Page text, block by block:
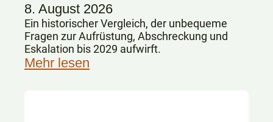
8. August 2026
Ein historischer Vergleich, der unbequeme
Fragen zur Aufrüstung, Abschreckung und
Eskalation bis 2029 aufwirft.
Mehr lesen